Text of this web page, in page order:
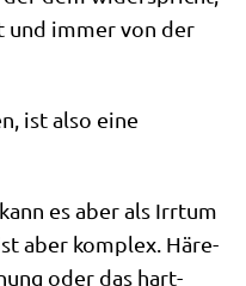
und immer von der
ist also eine
es aber als Irr­tum
aber kom­plex. Häre­
oder das hart­